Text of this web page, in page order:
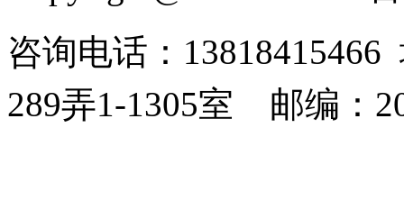
咨询电话：
289弄1-1305室
邮编：